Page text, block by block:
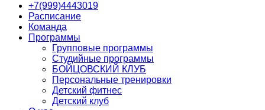
+7(999)4443019
Расписание
Команда
Программы
Групповые программы
Студийные программы
БОЙЦОВСКИЙ КЛУБ
Персональные тренировки
Детский фитнес
Детский клуб